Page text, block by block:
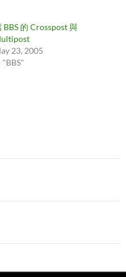
BBS 的 Crosspost 與
23, 2005
"BBS"